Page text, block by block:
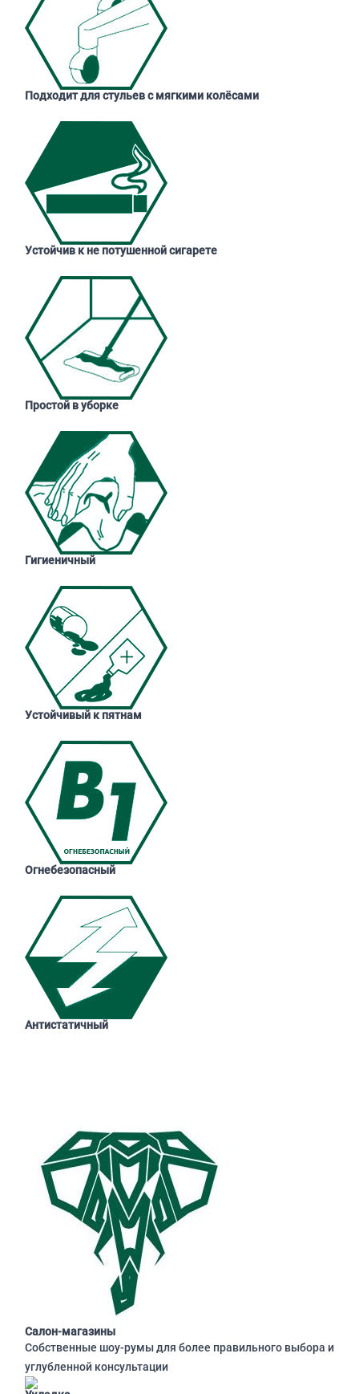
Подходит для стульев с мягкими колёсами
Устойчив к не потушенной сигарете
Простой в уборке
Гигиеничный
Устойчивый к пятнам
Огнебезопасный
Антистатичный
Салон-магазины
Собственные шоу-румы для более правильного выбора и
углубленной консультации